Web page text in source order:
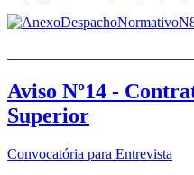
Aviso Nº14 -
Superior
Convocatória para Entrevista